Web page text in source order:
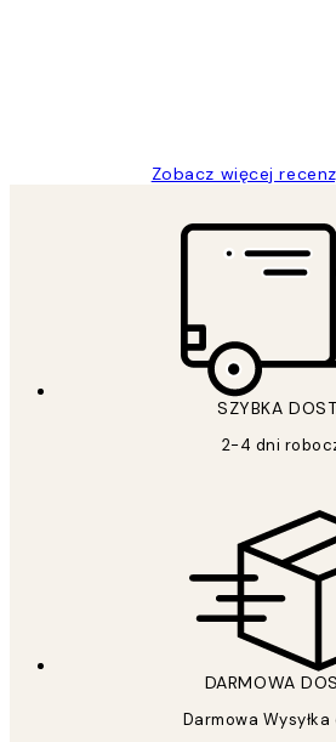
Zobacz więcej
SZYBKA
2-4 dni
DARMOWA
Darmowa Wysyłka